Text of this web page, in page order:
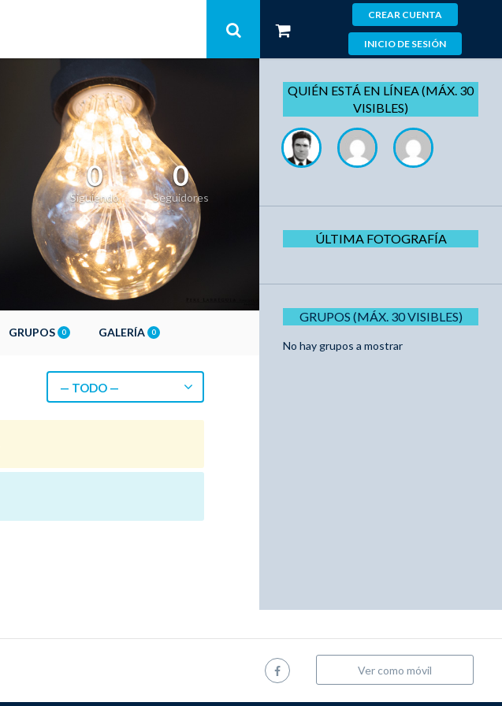
CREAR CUENTA
INICIO DE SESIÓN
0
Siguiendo
0
Seguidores
GRUPOS 0 GALERÍA 0
— TODO —
QUIÉN ESTÁ EN LÍNEA (MÁX. 30
VISIBLES)
ÚLTIMA FOTOGRAFÍA
GRUPOS (MÁX. 30 VISIBLES)
No hay grupos a mostrar